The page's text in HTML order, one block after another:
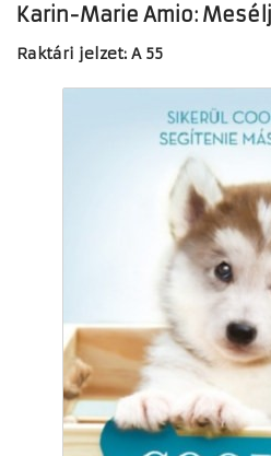
Karin-Marie Amio:
Raktári jelzet: A 55